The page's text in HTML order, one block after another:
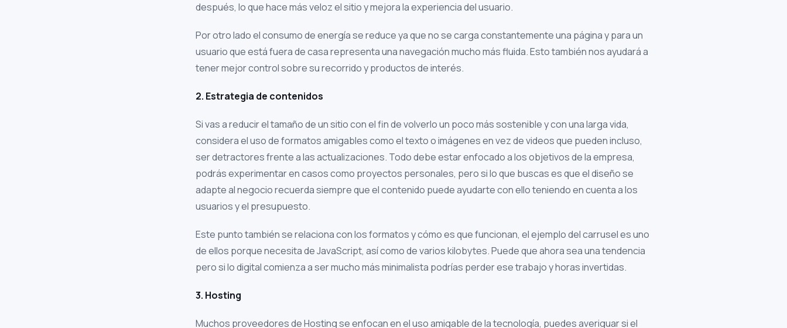
después, lo que hace más veloz el sitio y mejora la experiencia del usuario.
Por otro lado el consumo de energía se reduce ya que no se carga constantemente una página y para un
usuario que está fuera de casa representa una navegación mucho más fluida. Esto también nos ayudará a
tener mejor control sobre su recorrido y productos de interés.
2. Estrategia de contenidos
Si vas a reducir el tamaño de un sitio con el fin de volverlo un poco más sostenible y con una larga vida,
considera el uso de formatos amigables como el texto o imágenes en vez de videos que pueden incluso,
ser detractores frente a las actualizaciones. Todo debe estar enfocado a los objetivos de la empresa,
podrás experimentar en casos como proyectos personales, pero si lo que buscas es que el diseño se
adapte al negocio recuerda siempre que el contenido puede ayudarte con ello teniendo en cuenta a los
usuarios y el presupuesto.
Este punto también se relaciona con los formatos y cómo es que funcionan, el ejemplo del carrusel es uno
de ellos porque necesita de JavaScript, así como de varios kilobytes. Puede que ahora sea una tendencia
pero si lo digital comienza a ser mucho más minimalista podrías perder ese trabajo y horas invertidas.
3. Hosting
Muchos proveedores de Hosting se enfocan en el uso amigable de la tecnología, puedes averiguar si el